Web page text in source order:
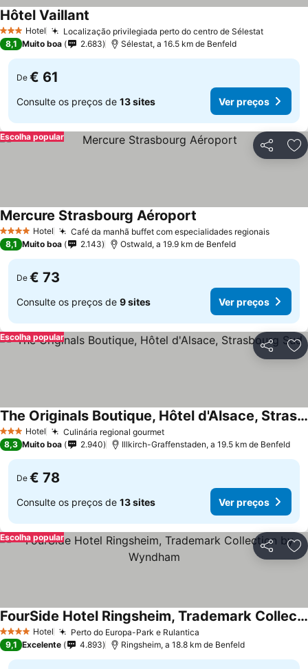
3 EstrelasHotel Localização privilegiada perto do centro de Sélestat
Hôtel Vaillant
8,1 Muito boa 2.683 Sélestat, a 16.5 km de Benfeld
De € 61
Consulte os preços de 13 sites Ver preços
Partilhar
Escolha popular
4 EstrelasHotel Café da manhã buffet com especialidades regionais
Mercure Strasbourg Aéroport
8,1 Muito boa 2.143 Ostwald, a 19.9 km de Benfeld
De € 73
Consulte os preços de 9 sites Ver preços
Partilhar
Escolha popular
3 EstrelasHotel Culinária regional gourmet
The Originals Boutique, Hôtel d'Alsace, Strasbourg Sud
8,3 Muito boa 2.940 Illkirch-Graffenstaden, a 19.5 km de Benfeld
De € 78
Consulte os preços de 13 sites Ver preços
Partilhar
Escolha popular
4 EstrelasHotel Perto do Europa-Park e Rulantica
FourSide Hotel Ringsheim, Trademark Collection by Wyndham
9,1 Excelente 4.893 Ringsheim, a 18.8 km de Benfeld